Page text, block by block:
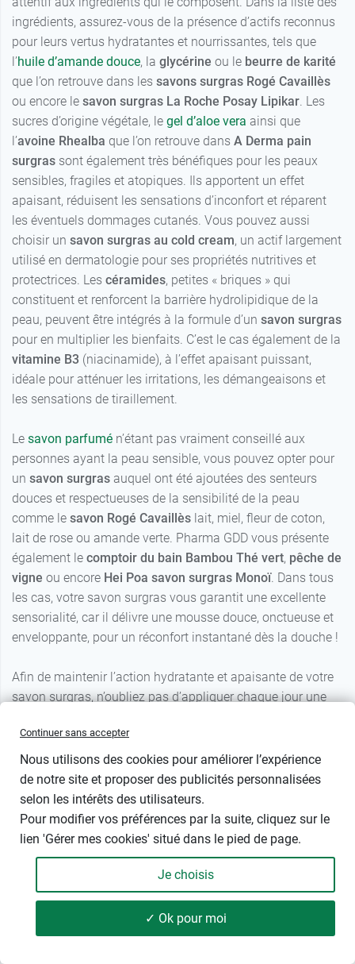
43 produits FILTRER
ingrédients, assurez-vous de la présence d’actifs reconnus
pour leurs vertus hydratantes et nourrissantes, tels que
l’huile d’amande douce, la glycérine ou le beurre de karité
que l’on retrouve dans les savons surgras Rogé Cavaillès
ou encore le savon surgras La Roche Posay Lipikar. Les
sucres d’origine végétale, le gel d’aloe vera ainsi que
l’avoine Rhealba que l’on retrouve dans A Derma pain
surgras sont également très bénéfiques pour les peaux
sensibles, fragiles et atopiques. Ils apportent un effet
apaisant, réduisent les sensations d’inconfort et réparent
les éventuels dommages cutanés. Vous pouvez aussi
choisir un savon surgras au cold cream, un actif largement
utilisé en dermatologie pour ses propriétés nutritives et
protectrices. Les céramides, petites « briques » qui
constituent et renforcent la barrière hydrolipidique de la
peau, peuvent être intégrés à la formule d’un savon surgras
pour en multiplier les bienfaits. C’est le cas également de la
vitamine B3 (niacinamide), à l’effet apaisant puissant,
idéale pour atténuer les irritations, les démangeaisons et
les sensations de tiraillement.
Le savon parfumé n’étant pas vraiment conseillé aux
personnes ayant la peau sensible, vous pouvez opter pour
un savon surgras auquel ont été ajoutées des senteurs
douces et respectueuses de la sensibilité de la peau
comme le savon Rogé Cavaillès lait, miel, fleur de coton,
lait de rose ou amande verte. Pharma GDD vous présente
également le comptoir du bain Bambou Thé vert, pêche de
vigne ou encore Hei Poa savon surgras Monoï. Dans tous
les cas, votre savon surgras vous garantit une excellente
sensorialité, car il délivre une mousse douce, onctueuse et
enveloppante, pour un réconfort instantané dès la douche !
Afin de maintenir l’action hydratante et apaisante de votre
savon surgras, n’oubliez pas d’appliquer chaque jour une
en insistant sur les zones les plus sensibles.
A découvrir aussi sur Pharma GDD
Shampoing en pain
Shampoing extra doux
Dentifrice fluoré
Continuer sans accepter
Nous utilisons des cookies pour améliorer l’expérience
de notre site et proposer des publicités personnalisées
selon les intérêts des utilisateurs.
Pour modifier vos préférences par la suite, cliquez sur le
lien 'Gérer mes cookies' situé dans le pied de page.
Je choisis
✓ Ok pour moi